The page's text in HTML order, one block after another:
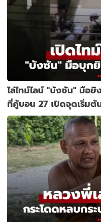
ไล่ไทม์ไลน์ "บังซัน" มือ
ที่คู้บอน 27 เปิดจุดเริ่มต้